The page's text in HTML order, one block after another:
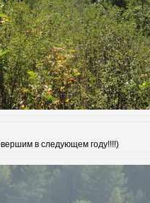
в следующем году!!!!)